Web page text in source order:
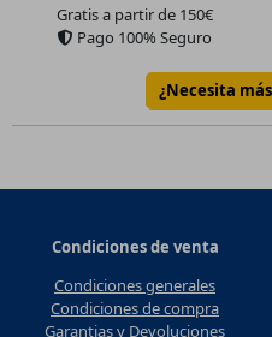
Gratis a partir de 150€
Pago 100% Seguro
¿Necesita
Condiciones de venta
Condiciones generales
Condiciones de compra
Garantias y Devoluciones